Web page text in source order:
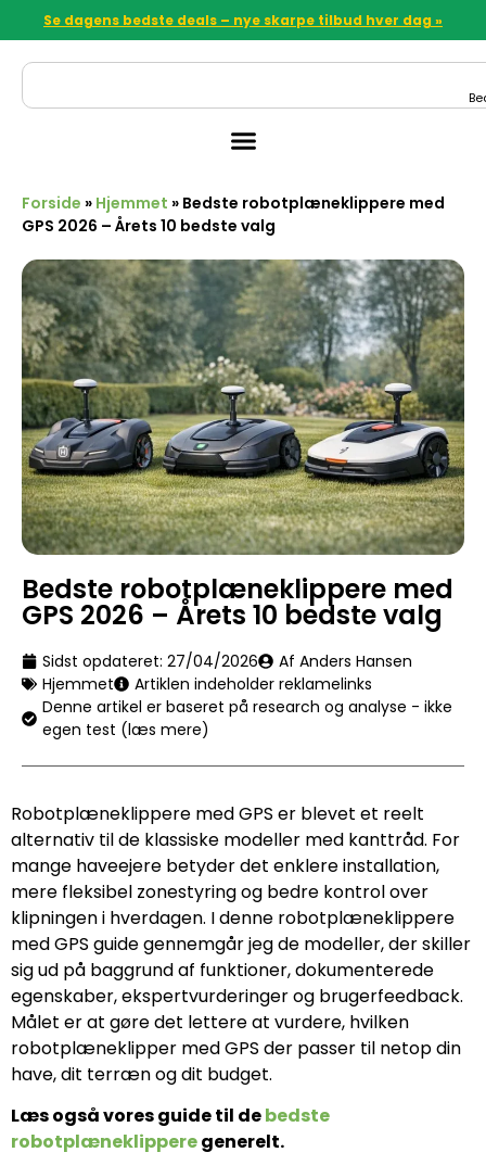
Se dagens bedste deals – nye skarpe tilbud hver dag »
Forside » Hjemmet » Bedste robotplæneklippere med
GPS 2026 – Årets 10 bedste valg
Bedste robotplæneklippere med
GPS 2026 – Årets 10 bedste valg
Sidst opdateret: 27/04/2026
Af Anders Hansen
Hjemmet
Artiklen indeholder reklamelinks
Denne artikel er baseret på research og analyse - ikke
egen test (læs mere)
Robotplæneklippere med GPS er blevet et reelt
alternativ til de klassiske modeller med kanttråd. For
mange haveejere betyder det enklere installation,
mere fleksibel zonestyring og bedre kontrol over
klipningen i hverdagen. I denne robotplæneklippere
med GPS guide gennemgår jeg de modeller, der skiller
sig ud på baggrund af funktioner, dokumenterede
egenskaber, ekspertvurderinger og brugerfeedback.
Målet er at gøre det lettere at vurdere, hvilken
robotplæneklipper med GPS der passer til netop din
have, dit terræn og dit budget.
Læs også vores guide til debedste
robotplæneklipperegenerelt.